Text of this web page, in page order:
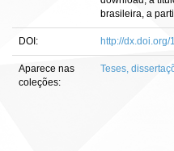
brasileira, a
DOI: http://
Aparece nas
coleções:
Teses,